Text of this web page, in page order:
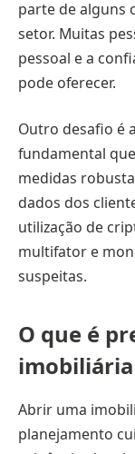
parte de alguns
setor. Muitas
pessoal e a
pode oferecer.
Outro desafio é
fundamental
medidas
dados dos
utilização de
multifator e
suspeitas.
O que é
Abrir uma
planejamento